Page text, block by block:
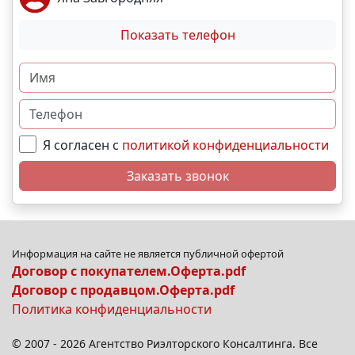
Показать телефон
Я согласен с политикой конфиденциальности
Заказать звонок
Информация на сайте не является публичной офертой
Договор с покупателем.Оферта.pdf
Договор с продавцом.Оферта.pdf
Политика конфиденциальности
© 2007 - 2026 Агентство Риэлторского Консалтинга. Все